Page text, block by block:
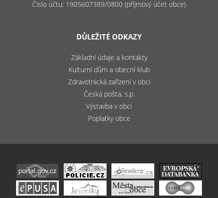
Číslo účtu: 1905607389/0800 (příjmový účet obce)
DŮLEŽITÉ ODKAZY
Základní údaje a kontakty
Kulturní dům a obecní klub
Zdravotnická zařízení v obci
Česká pošta, s.p.
Výstavba v obci
Poplatky obce